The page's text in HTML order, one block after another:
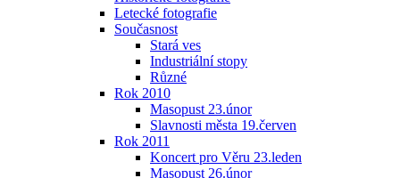
Letecké fotografie
Současnost
Stará ves
Industriální stopy
Různé
Rok 2010
Masopust 23.únor
Slavnosti města 19.červen
Rok 2011
Koncert pro Věru 23.leden
Masopust 26.únor